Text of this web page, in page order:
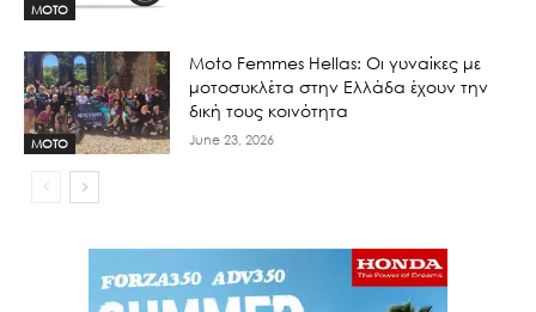
MOTO
MOTO
Moto Femmes Hellas: Οι γυναίκες με
μοτοσυκλέτα στην Ελλάδα έχουν την
δική τους κοινότητα
June 23, 2026